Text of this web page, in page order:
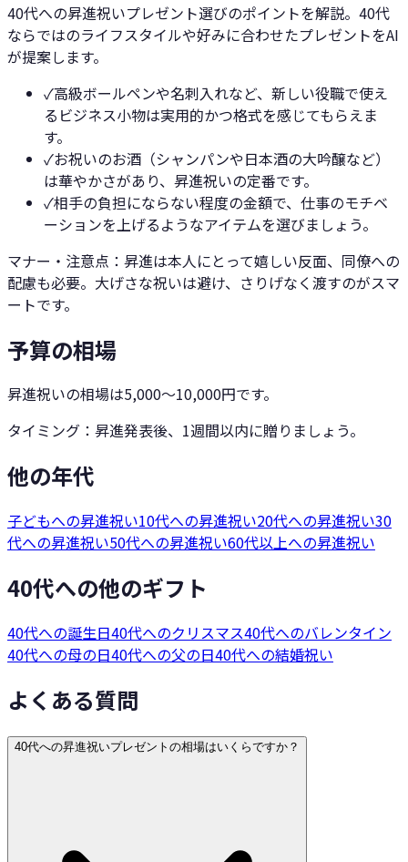
40代への昇進祝いプレゼント選びのポイントを解説。40代
ならではのライフスタイルや好みに合わせたプレゼントをAI
が提案します。
✓高級ボールペンや名刺入れなど、新しい役職で使え
るビジネス小物は実用的かつ格式を感じてもらえま
す。
✓お祝いのお酒（シャンパンや日本酒の大吟醸など）
は華やかさがあり、昇進祝いの定番です。
✓相手の負担にならない程度の金額で、仕事のモチベ
ーションを上げるようなアイテムを選びましょう。
マナー・注意点： 昇進は本人にとって嬉しい反面、同僚への
配慮も必要。大げさな祝いは避け、さりげなく渡すのがスマ
ートです。
予算の相場
昇進祝いの相場は5,000〜10,000円です。
タイミング： 昇進発表後、1週間以内に贈りましょう。
他の年代
子どもへの昇進祝い10代への昇進祝い20代への昇進祝い30
代への昇進祝い50代への昇進祝い60代以上への昇進祝い
40代への他のギフト
40代への誕生日40代へのクリスマス40代へのバレンタイン
40代への母の日40代への父の日40代への結婚祝い
よくある質問
40代への昇進祝いプレゼントの相場はいくらですか？